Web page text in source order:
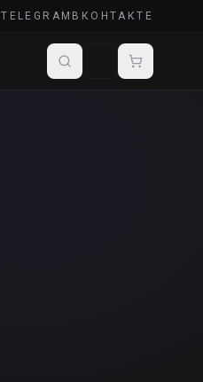
TELEGRAM ВКОНТАКТЕ